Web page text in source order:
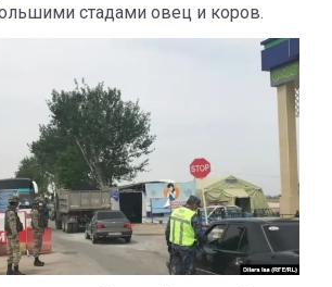
стадами овец и коров.